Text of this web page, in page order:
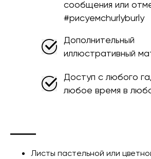
Дополнительный
иллюстративный
сообщения или
#рисуемсhurlyburly
Доступ с любого
любое время в
Листы пастельной или